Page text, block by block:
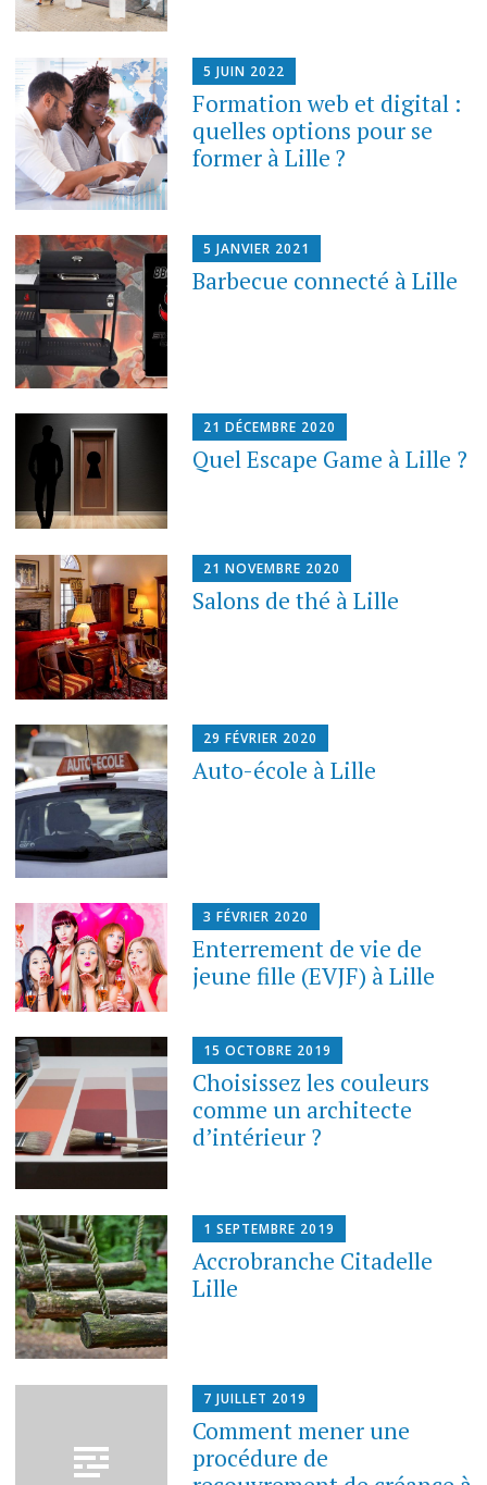
5 JUIN 2022
Formation web et digital :
quelles options pour se
former à Lille ?
5 JANVIER 2021
Barbecue connecté à Lille
21 DÉCEMBRE 2020
Quel Escape Game à Lille ?
21 NOVEMBRE 2020
Salons de thé à Lille
29 FÉVRIER 2020
Auto-école à Lille
3 FÉVRIER 2020
Enterrement de vie de
jeune fille (EVJF) à Lille
15 OCTOBRE 2019
Choisissez les couleurs
comme un architecte
d’intérieur ?
1 SEPTEMBRE 2019
Accrobranche Citadelle
Lille
7 JUILLET 2019
Comment mener une
procédure de